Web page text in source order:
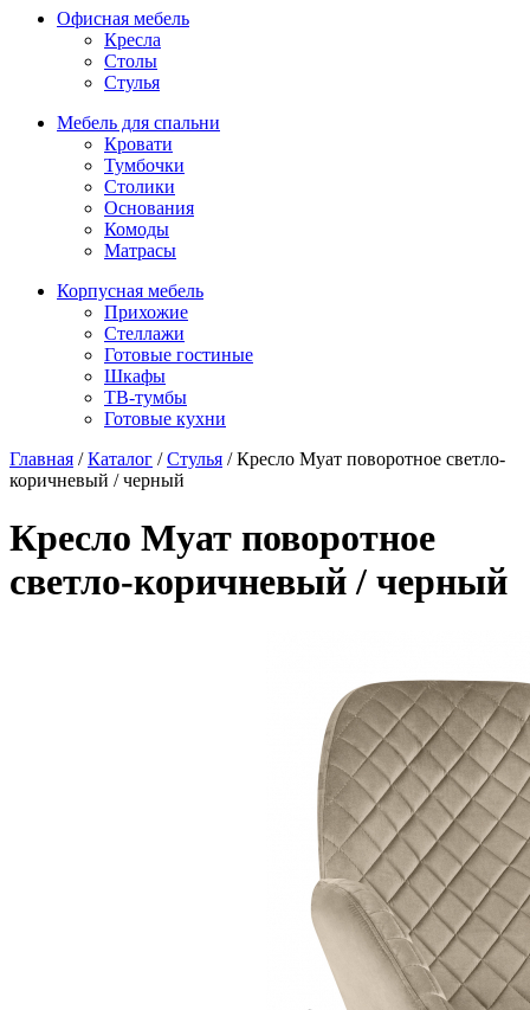
Офисная мебель
Кресла
Столы
Стулья
Мебель для спальни
Кровати
Тумбочки
Столики
Основания
Комоды
Матрасы
Корпусная мебель
Прихожие
Стеллажи
Готовые гостиные
Шкафы
ТВ-тумбы
Готовые кухни
Главная /Каталог /Стулья /Кресло Муат поворотное светло-
коричневый / черный
Кресло Муат поворотное
светло-коричневый / черный